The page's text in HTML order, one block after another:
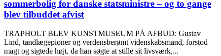
sommerbolig for danske statsministre – og to gange
blev tilbuddet afvist
TRAPHOLT BLEV KUNSTMUSEUM PÅ AFBUD: Gustav
Lind, tandlægepioner og verdensberømt videnskabsmand, forstod
magt og sigtede højt, da han søgte at stille sit livsværk,...